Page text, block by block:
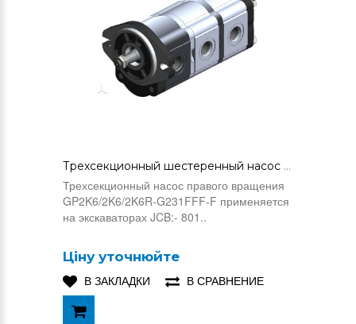
Трехсекционный шестеренный насос GP2K6/2K6/2K6R-G231FFF-F (0510265009)
Трехсекционный насос правого вращения
GP2K6/2K6/2K6R-G231FFF-F применяется
на экскаваторах JCB:- 801..
Ціну уточнюйте
В ЗАКЛАДКИ
В СРАВНЕНИЕ